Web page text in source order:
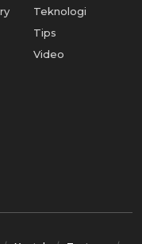
Teknologi
Tips
Video